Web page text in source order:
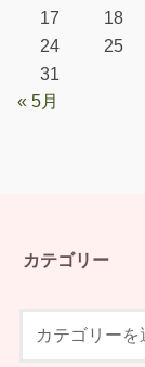
17
18
24
25
31
« 5月
カテゴリー